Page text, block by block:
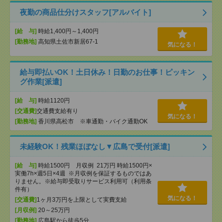
夜勤の商品仕分けスタッフ[アルバイト]
[給 与] 時給1,400円～1,400円
[勤務地] 高知県土佐市新居67-1 気になる！
給与即払いOK！土日休み！日勤のお仕事！ピッキン
グ作業[派遣]
[給 与] 時給1120円
[交通費]交通費支給有り
[勤務地] 香川県高松市 ※車通勤・バイク通勤OK
気になる！
未経験OK！残業ほぼなし▼広島で受付[派遣]
[給 与] 時給1500円 月収例 21万円 時給1500円×
実働7h×週5日×4週 ※月収例を保証するものではあ
りません。※給与即受取りサービス利用可（利用条
件有）
[交通費] 1ヶ月3万円を上限として実費支給
[月収例] 20～25万円
[勤務地] 広島駅から徒歩5分
気になる！